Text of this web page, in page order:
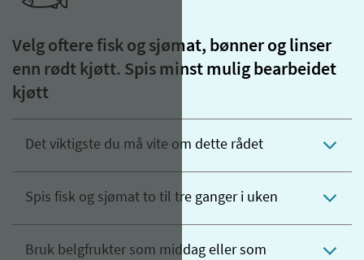
Velg oftere fisk og sjømat, bønner og linser
enn rødt kjøtt. Spis minst mulig bearbeidet
kjøtt
Det viktigste du må vite om dette rådet
Spis fisk og sjømat to til tre ganger i uken
Bruk belgfrukter som middag eller som